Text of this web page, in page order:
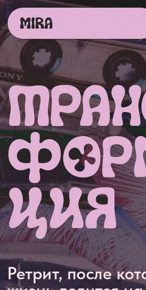
MIRA
ТРАНС
ФОРМА
ЦИЯ
Сбросим ментальный багаж, зарядимся
энергией и откроем твою новую,
вдохновлённую версию
Что тебя ждет
Ретрит, после которого,
жизнь делится на «до»
и «после»